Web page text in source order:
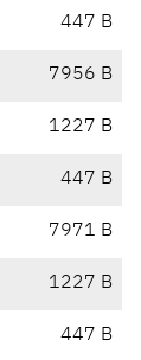
447 B
7956 B
1227 B
447 B
7971 B
1227 B
447 B